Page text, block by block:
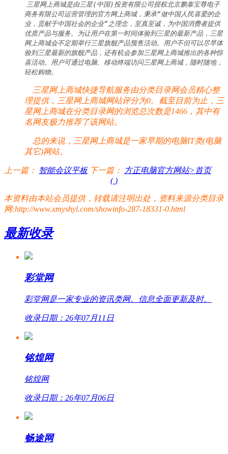
三星网上商城是由三星(中国)投资有限公司授权北京鹏泰宝尊电子
商务有限公司运营管理的官方网上商城，秉承“做中国人民喜爱的企
业，贡献于中国社会的企业”之理念，至真至诚，为中国消费者提供
优质产品与服务。为让用户在第一时间体验到三星的最新产品，三星
网上商城会不定期举行三星旗舰产品预售活动。用户不但可以尽早体
验到三星最新的旗舰产品，还有机会参加三星网上商城推出的各种惊
喜活动。用户可通过电脑、移动终端访问三星网上商城，随时随地，
轻松购物。
三星网上商城快捷导航服务由分类目录网会员精心整
理提供，三星网上商城网站评分为0。截至目前为止，三
星网上商城在分类目录网的浏览总次数是1466，其中有
名网友极力推荐了该网站。
总的来说，三星网上商城是一家早期的电脑IT类(电脑
其它)网站。
上一篇： 智能会议平板 下一篇：
方正电脑官方网站>首页
( )
本资料由本站会员提供，转载请注明出处，资料来源分类目录
网:http://www.xmyshyl.com/showinfo-287-18331-0.html
最新收录
彩堂网
彩堂网是一家专业的资讯类网。信息全面更新及时。
收录日期：26年07月11日
铭煌网
铭煌网
收录日期：26年07月06日
畅途网